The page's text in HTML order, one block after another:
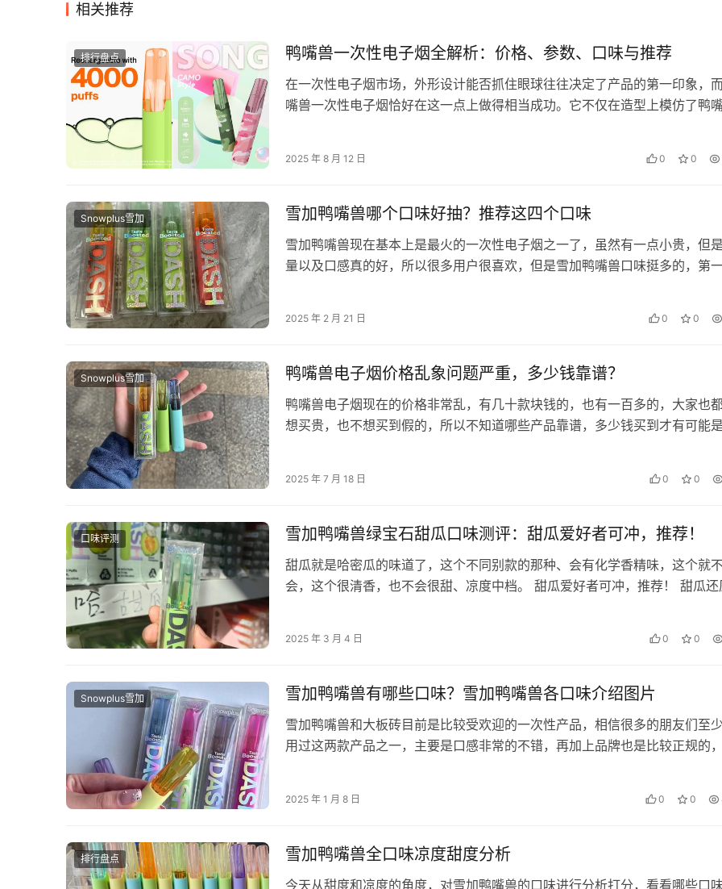
相关推荐
排行盘点 鸭嘴兽一次性电子烟全解析：价格、参数、口味与推荐
在一次性电子烟市场，外形设计能否抓住眼球往往决定了产品的第一印象，
嘴兽一次性电子烟恰好在这一点上做得相当成功。它不仅在造型上模仿了鸭
2025 年 8 月 12 日 0 0
Snowplus雪加 雪加鸭嘴兽哪个口味好抽？推荐这四个口味
雪加鸭嘴兽现在基本上是最火的一次性电子烟之一了，虽然有一点小贵，但
量以及口感真的好，所以很多用户很喜欢，但是雪加鸭嘴兽口味挺多的，第
2025 年 2 月 21 日 0 0
Snowplus雪加 鸭嘴兽电子烟价格乱象问题严重，多少钱靠谱？
鸭嘴兽电子烟现在的价格非常乱，有几十款块钱的，也有一百多的，大家也
想买贵，也不想买到假的，所以不知道哪些产品靠谱，多少钱买到才有可能
2025 年 7 月 18 日 0 0
口味评测 雪加鸭嘴兽绿宝石甜瓜口味测评：甜瓜爱好者可冲，推荐！
甜瓜就是哈密瓜的味道了，这个不同别款的那种、会有化学香精味，这个就不
会，这个很清香，也不会很甜、凉度中档。 甜瓜爱好者可冲，推荐！ 甜瓜还
2025 年 3 月 4 日 0 0
Snowplus雪加 雪加鸭嘴兽有哪些口味？雪加鸭嘴兽各口味介绍图片
雪加鸭嘴兽和大板砖目前是比较受欢迎的一次性产品，相信很多的朋友们至
用过这两款产品之一，主要是口感非常的不错，再加上品牌也是比较正规的
2025 年 1 月 8 日 0 0
排行盘点 雪加鸭嘴兽全口味凉度甜度分析
今天从甜度和凉度的角度，对雪加鸭嘴兽的口味进行分析打分，看看哪些口